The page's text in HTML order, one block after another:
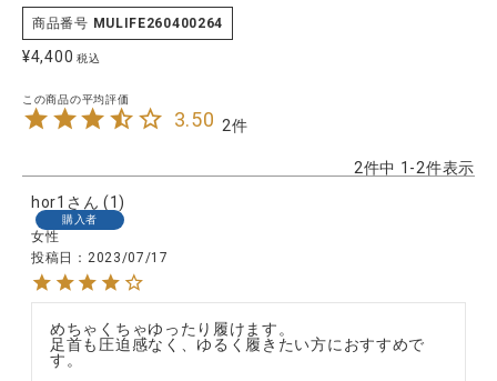
商品番号 MULIFE260400264
¥4,400 税込
3.50 2
2件中 1 -2件表示
hor1
1
購入者
女性
投稿日
2023/07/17
めちゃくちゃゆったり履けます。
足首も圧迫感なく、ゆるく履きたい方におすすめで
す。